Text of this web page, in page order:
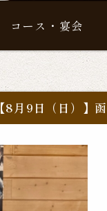
コース・宴会
【8月9日（日）】